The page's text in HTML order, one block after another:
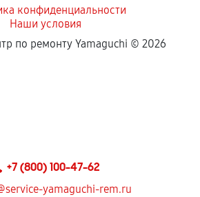
конфиденциальности
Наши условия
по ремонту Yamaguchi © 2026
+7 (800) 100-47-62
yamaguchi-rem.ru